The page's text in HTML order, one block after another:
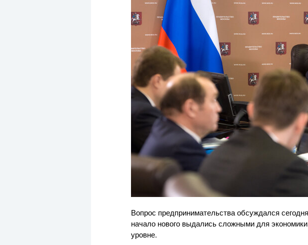
Вопрос предпринимательства обсуждался
начало нового выдались сложными для
уровне.